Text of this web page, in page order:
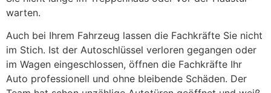
warten.
Auch bei Ihrem Fahrzeug lassen die Fachkräfte Sie nicht
im Stich. Ist der Autoschlüssel verloren gegangen oder
im Wagen eingeschlossen, öffnen die Fachkräfte Ihr
Auto professionell und ohne bleibende Schäden. Der